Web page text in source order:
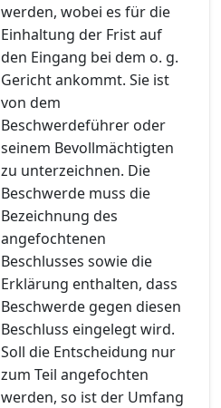
werden, wobei es für die
Einhaltung der Frist auf
den Eingang bei dem o. g.
Gericht ankommt. Sie ist
von dem
Beschwerdeführer oder
seinem Bevollmächtigten
zu unterzeichnen. Die
Beschwerde muss die
Bezeichnung des
angefochtenen
Beschlusses sowie die
Erklärung enthalten, dass
Beschwerde gegen diesen
Beschluss eingelegt wird.
Soll die Entscheidung nur
zum Teil angefochten
werden, so ist der Umfang